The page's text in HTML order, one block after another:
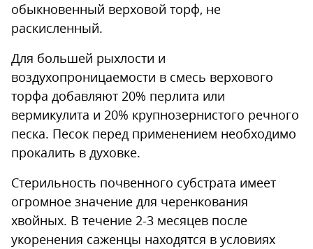
обыкновенный верховой торф, не
раскисленный.
Для большей рыхлости и
воздухопроницаемости в смесь верхового
торфа добавляют 20% перлита или
вермикулита и 20% крупнозернистого речного
песка. Песок перед применением необходимо
прокалить в духовке.
Стерильность почвенного субстрата имеет
огромное значение для черенкования
хвойных. В течение 2-3 месяцев после
укоренения саженцы находятся в условиях